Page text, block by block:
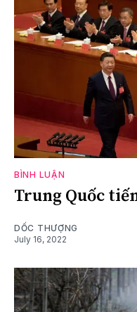
BÌNH LUẬN
Trung Quốc
DỐC THƯỢNG
July 16, 2022